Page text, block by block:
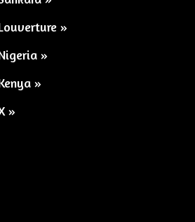
»
»
»
»